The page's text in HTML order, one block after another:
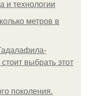
и технологии
метров в
выбрать этот
поколения.